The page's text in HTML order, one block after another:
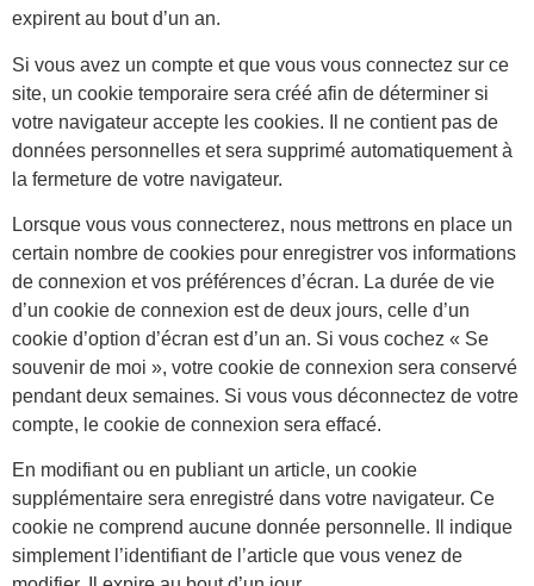
expirent au bout d’un an.
Si vous avez un compte et que vous vous connectez sur ce
site, un cookie temporaire sera créé afin de déterminer si
votre navigateur accepte les cookies. Il ne contient pas de
données personnelles et sera supprimé automatiquement à
la fermeture de votre navigateur.
Lorsque vous vous connecterez, nous mettrons en place un
certain nombre de cookies pour enregistrer vos informations
de connexion et vos préférences d’écran. La durée de vie
d’un cookie de connexion est de deux jours, celle d’un
cookie d’option d’écran est d’un an. Si vous cochez « Se
souvenir de moi », votre cookie de connexion sera conservé
pendant deux semaines. Si vous vous déconnectez de votre
compte, le cookie de connexion sera effacé.
En modifiant ou en publiant un article, un cookie
supplémentaire sera enregistré dans votre navigateur. Ce
cookie ne comprend aucune donnée personnelle. Il indique
simplement l’identifiant de l’article que vous venez de